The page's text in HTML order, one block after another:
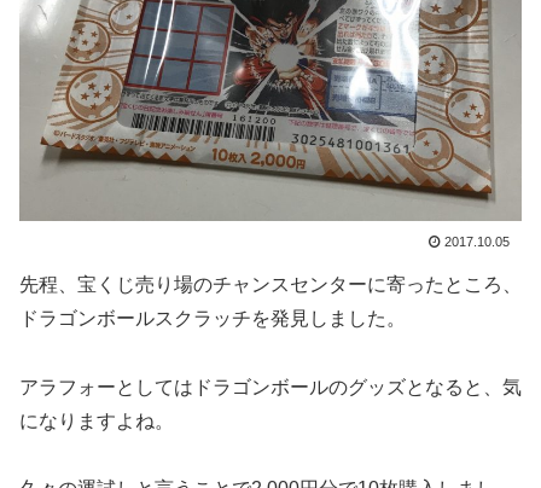
2017.10.05
先程、宝くじ売り場のチャンスセンターに寄ったところ、
ドラゴンボールスクラッチを発見しました。
アラフォーとしてはドラゴンボールのグッズとなると、気
になりますよね。